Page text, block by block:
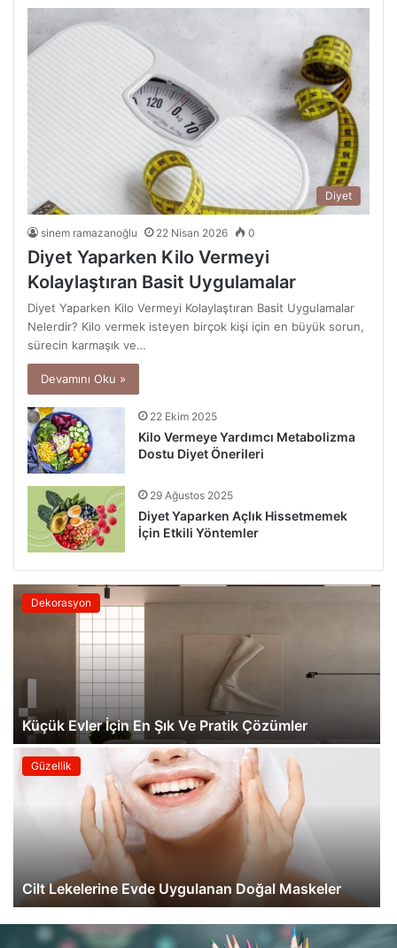
Diyet
sinem ramazanoğlu 22 Nisan 2026 0
Diyet Yaparken Kilo Vermeyi
Kolaylaştıran Basit Uygulamalar
Diyet Yaparken Kilo Vermeyi Kolaylaştıran Basit Uygulamalar
Nelerdir? Kilo vermek isteyen birçok kişi için en büyük sorun,
sürecin karmaşık ve…
Devamını Oku »
22 Ekim 2025
Kilo Vermeye Yardımcı Metabolizma
Dostu Diyet Önerileri
29 Ağustos 2025
Diyet Yaparken Açlık Hissetmemek
İçin Etkili Yöntemler
Dekorasyon
Küçük Evler İçin En Şık Ve Pratik Çözümler
Güzellik
Cilt Lekelerine Evde Uygulanan Doğal Maskeler